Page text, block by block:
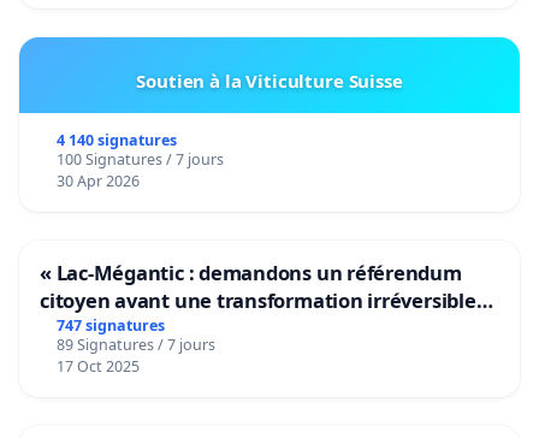
Soutien à la Viticulture Suisse
4 140 signatures
100 Signatures / 7 jours
30 Apr 2026
« Lac-Mégantic : demandons un référendum
citoyen avant une transformation irréversible
de notre territoire »
747 signatures
89 Signatures / 7 jours
17 Oct 2025